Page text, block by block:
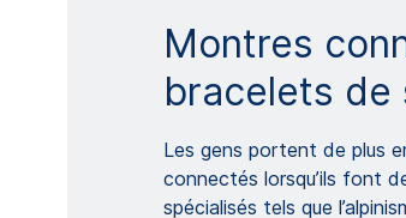
Montres
bracelets de
Les gens portent de plus
connectés lorsqu’ils font
spécialisés tels que